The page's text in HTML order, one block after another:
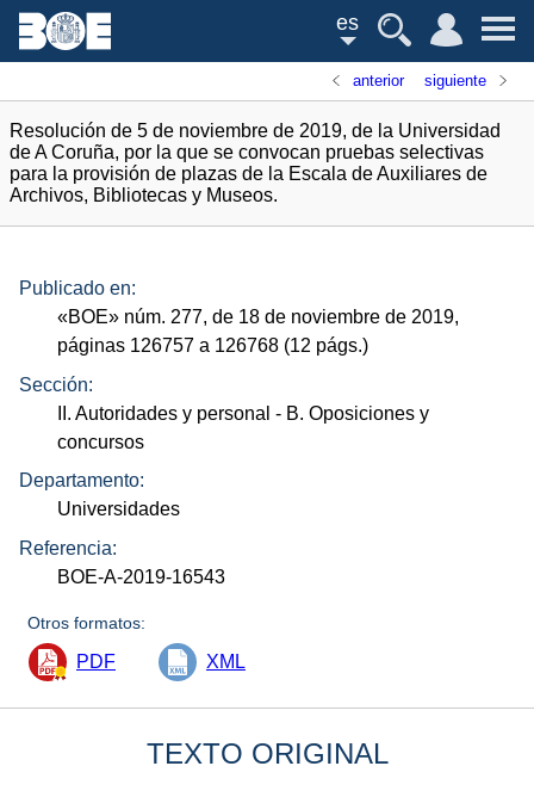
es
anterior siguiente
Resolución de 5 de noviembre de 2019, de la Universidad
de A Coruña, por la que se convocan pruebas selectivas
para la provisión de plazas de la Escala de Auxiliares de
Archivos, Bibliotecas y Museos.
Publicado en:
«BOE» núm. 277, de 18 de noviembre de 2019,
páginas 126757 a 126768 (12 págs.)
Sección:
II. Autoridades y personal - B. Oposiciones y
concursos
Departamento:
Universidades
Referencia:
BOE-A-2019-16543
Otros formatos:
PDF XML
TEXTO ORIGINAL